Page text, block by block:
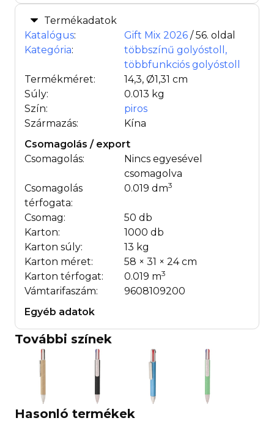
Termékadatok
Katalógus: Gift Mix 2026 / 56. oldal
Kategória:
többszínű golyóstoll,
többfunkciós golyóstoll
Termékméret:
14,3, Ø1,31 cm
Súly:
0.013 kg
Szín:
piros
Származás:
Kína
Csomagolás / export
Csomagolás:
Nincs egyesével
csomagolva
Csomagolás
térfogata:
0.019 dm3
Csomag:
50 db
Karton:
1000 db
Karton súly:
13 kg
Karton méret:
58 × 31 × 24 cm
Karton térfogat:
0.019 m3
Vámtarifaszám:
9608109200
Egyéb adatok
További színek
Hasonló termékek